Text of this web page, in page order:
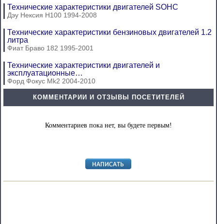
Технические характеристики двигателей SOHC
Дэу Нексия Н100 1994-2008
Технические характеристики бензиновых двигателей 1.2
литра
Фиат Браво 182 1995-2001
Технические характеристики двигателей и
эксплуатационные…
Форд Фокус Mk2 2004-2010
КОММЕНТАРИИ И ОТЗЫВЫ ПОСЕТИТЕЛЕЙ
Комментариев пока нет, вы будете первым!